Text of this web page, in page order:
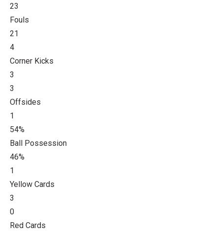
23
Fouls
21
4
Corner Kicks
3
3
Offsides
1
54%
Ball Possession
46%
1
Yellow Cards
3
0
Red Cards